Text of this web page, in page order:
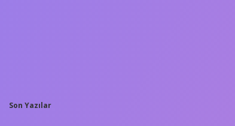
SIDEBAR
Son Yazılar